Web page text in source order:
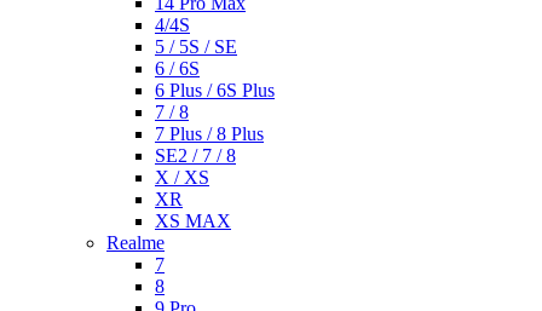
4/4S
5 / 5S / SE
6 / 6S
6 Plus / 6S Plus
7 / 8
7 Plus / 8 Plus
SE2 / 7 / 8
X / XS
XR
XS MAX
Realme
7
8